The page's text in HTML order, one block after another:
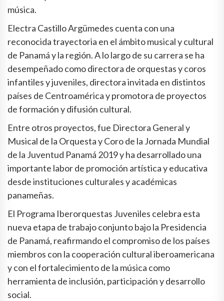
música.
Electra Castillo Argümedes cuenta con una
reconocida trayectoria en el ámbito musical y cultural
de Panamá y la región. A lo largo de su carrera se ha
desempeñado como directora de orquestas y coros
infantiles y juveniles, directora invitada en distintos
países de Centroamérica y promotora de proyectos
de formación y difusión cultural.
Entre otros proyectos, fue Directora General y
Musical de la Orquesta y Coro de la Jornada Mundial
de la Juventud Panamá 2019 y ha desarrollado una
importante labor de promoción artística y educativa
desde instituciones culturales y académicas
panameñas.
El Programa Iberorquestas Juveniles celebra esta
nueva etapa de trabajo conjunto bajo la Presidencia
de Panamá, reafirmando el compromiso de los países
miembros con la cooperación cultural iberoamericana
y con el fortalecimiento de la música como
herramienta de inclusión, participación y desarrollo
social.